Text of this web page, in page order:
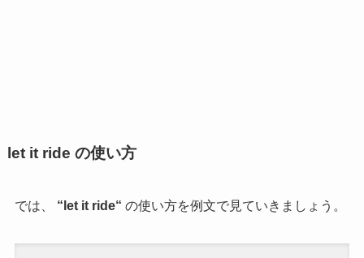
let it ride の使い方
では、 “ let it ride“ の使い方を例文で見ていきましょう。